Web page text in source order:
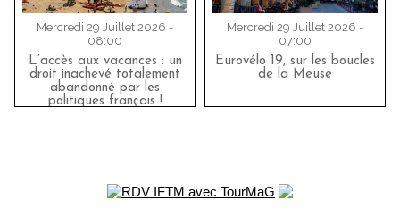
Mercredi 29 Juillet 2026 -
08:00
L’accès aux vacances : un
droit inachevé totalement
abandonné par les
politiques français !
Mercredi 29 Juillet 2026 -
07:00
Eurovélo 19, sur les boucles
de la Meuse